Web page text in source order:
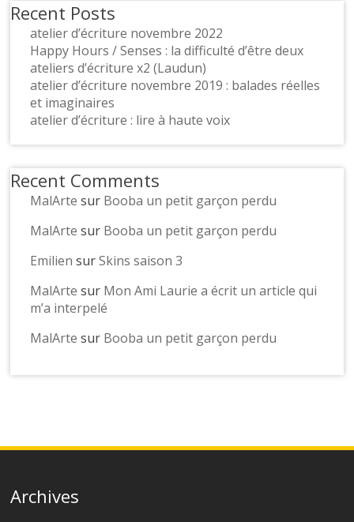
Recent Posts
atelier d’écriture novembre 2022
Happy Hours / Senses : la difficulté d’être deux
ateliers d’écriture x2 (Laudun)
atelier d’écriture novembre 2019 : balades réelles
et imaginaires
atelier d’écriture : lire à haute voix
Recent Comments
MalArte sur Booba un petit garçon perdu
MalArte sur Booba un petit garçon perdu
Emilien surSkins saison 3
MalArte sur Mon Ami Laurie a écrit un article qui
m’a interpelé
MalArte sur Booba un petit garçon perdu
Archives